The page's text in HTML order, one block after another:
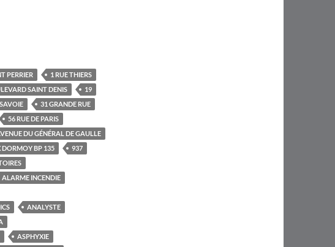
PERRIER
1 RUE THIERS
SAINT DENIS
19
31 GRANDE RUE
56 RUE DE PARIS
DU GÉNÉRAL DE GAULLE
DORMOY BP 135
937
ALARME INCENDIE
ANALYSTE
ASPHYXIE